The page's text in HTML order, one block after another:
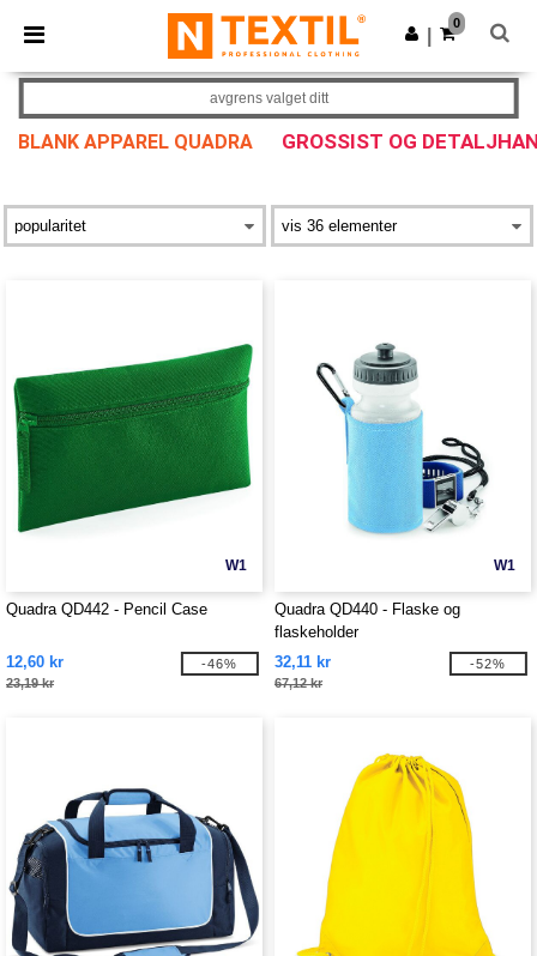
× Ntextil-app
Bedre priser i appen!
Last ned app
0
BLANK APPAREL QUADRA GROSSIST OG
avgrens valget ditt
W1
Quadra QD442 - Pencil Case
12,60 kr
23,19 kr
-46%
W1
Quadra QD440 - Flaske og
flaskeholder
32,11 kr
67,12 kr
-52%